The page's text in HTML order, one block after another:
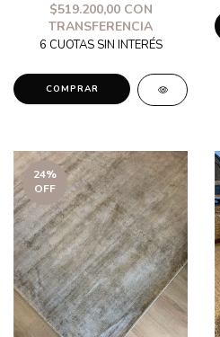
$519.200,00 CON
TRANSFERENCIA
COMPRAR
24%
OFF